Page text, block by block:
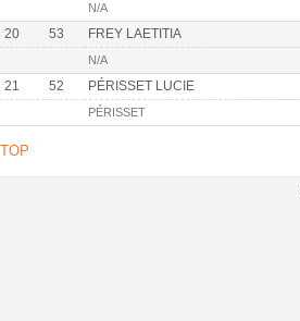
N/A
20 53 FREY LAETITIA
N/A
21 52 PÉRISSET LUCIE
PÉRISSET
TOP